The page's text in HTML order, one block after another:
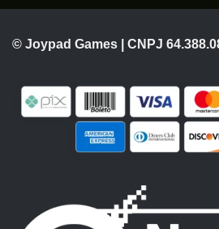
© Joypad Games | CNPJ